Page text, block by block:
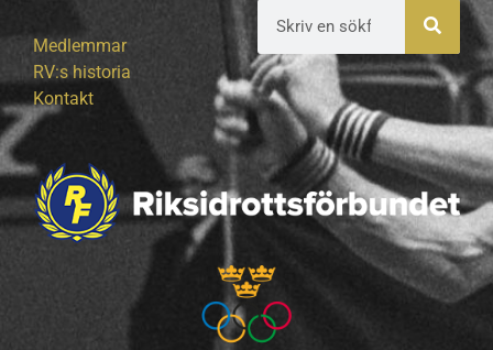
Medlemmar
RV:s historia
Kontakt